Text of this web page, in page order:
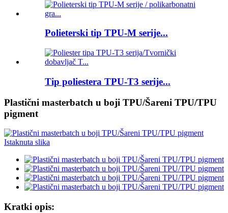
Polieterski tip TPU-M serije...
Tip poliestera TPU-T3 serije...
Plastični masterbatch u boji TPU/Šareni TPU/TPU
pigment
Kratki opis: